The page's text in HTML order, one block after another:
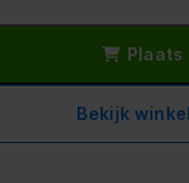
Plaats
Bekijk